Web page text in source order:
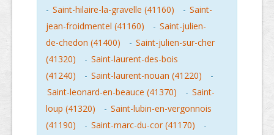
- Saint-hilaire-la-gravelle (41160) - Saint-
jean-froidmentel (41160)
- Saint-julien-
de-chedon (41400)
- Saint-julien-sur-cher
(41320)
- Saint-laurent-des-bois
(41240)
- Saint-laurent-nouan (41220)
-
Saint-leonard-en-beauce (41370)
- Saint-
loup (41320)
- Saint-lubin-en-vergonnois
(41190)
- Saint-marc-du-cor (41170)
-